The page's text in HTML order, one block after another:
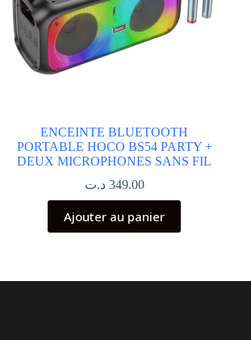
ENCEINTE BLUETOOTH
PORTABLE HOCO BS54 PARTY +
DEUX MICROPHONES SANS FIL
349.00 د.ت
Ajouter au panier